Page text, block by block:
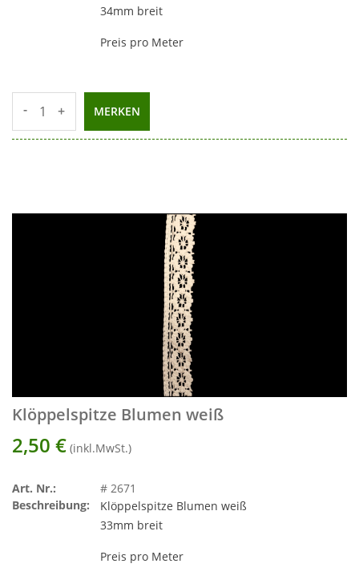
34mm breit
Preis pro Meter
- + MERKEN
Klöppelspitze Blumen weiß
2,50 € (inkl.MwSt.)
Art. Nr.:
# 2671
Beschreibung:
Klöppelspitze Blumen weiß
33mm breit
Preis pro Meter